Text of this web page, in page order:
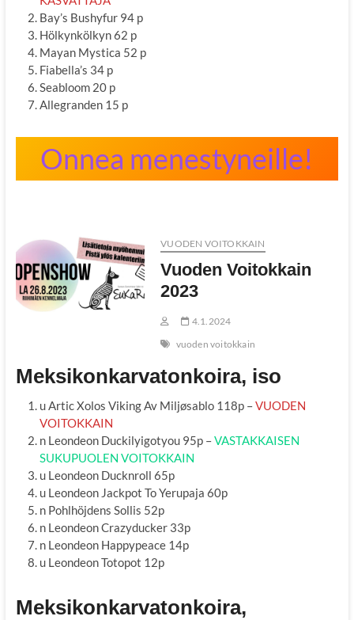
Bay’s Bushyfur 94 p
Hölkynkölkyn 62 p
Mayan Mystica 52 p
Fiabella’s 34 p
Seabloom 20 p
Allegranden 15 p
Onnea menestyneille!
VUODEN VOITOKKAIN
Vuoden Voitokkain
2023
4.1.2024
vuoden voitokkain
Meksikonkarvatonkoira, iso
u Artic Xolos Viking Av Miljøsablo 118p –VUODEN
VOITOKKAIN
n Leondeon Duckilyigotyou 95p –VASTAKKAISEN
SUKUPUOLEN VOITOKKAIN
u Leondeon Ducknroll 65p
u Leondeon Jackpot To Yerupaja 60p
n Pohlhöjdens Sollis 52p
n Leondeon Crazyducker 33p
n Leondeon Happypeace 14p
u Leondeon Totopot 12p
Meksikonkarvatonkoira,